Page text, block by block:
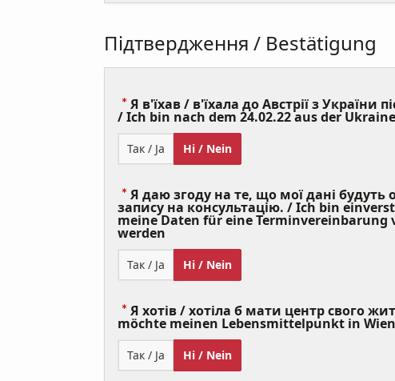
Підтвердження / Bestätigung
Я в'їхав / в'їхала до Австрії з України
/ Ich bin nach dem 24.02.22 aus der
Так / Ja Ні / Nein
Я даю згоду на те, що мої дані будуть
запису на консультацію. / Ich bin
meine Daten für eine Terminvereinbarung
werden
Required)
Так / Ja Ні / Nein
Я хотів / хотіла б мати центр свого
möchte meinen Lebensmittelpunkt in
Так / Ja Ні / Nein